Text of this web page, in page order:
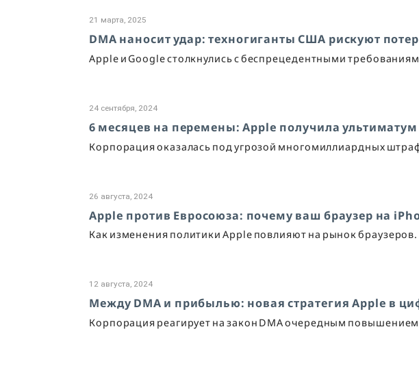
21 марта, 2025
DMA наносит удар: техногиганты США рискуют
Apple и Google столкнулись с беспрецедентными
24 сентября, 2024
6 месяцев на перемены: Apple получила ультиматум
Корпорация оказалась под угрозой многомиллиардных
26 августа, 2024
Apple против Евросоюза: почему ваш браузер на
Как изменения политики Apple повлияют на рынок браузеров.
12 августа, 2024
Между DMA и прибылью: новая стратегия Apple в
Корпорация реагирует на закон DMA очередным